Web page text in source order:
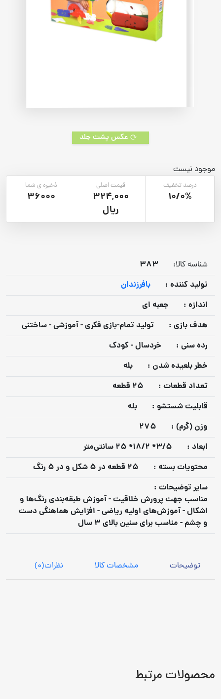
عکس پشت جلد
موجود نیست
درصد تخفیف
10/0%
قیمت اصلی
324,000
ریال
ذخیره ی شما
36000
شناسه کالا:
383
توليد كننده :
بافرزندان
اندازه :
جعبه ای
هدف بازي :
تولید تمام-بازی فکری - آموزشی - ساختنی
رده سني :
خردسال - کودک
خطر بلعيده شدن :
بله
تعداد قطعات :
25 قطعه
قابليت شستشو :
بله
وزن (گرم) :
275
ابعاد :
3/5* 18/2* 25 سانتی‌متر
محتويات بسته :
25 قطعه در 5 شکل و در 5 رنگ
ساير توضيحات :
مناسب جهت پرورش خلاقیت - آموزش طبقه‌بندی رنگ‌ها و
اشکال - آموزش‌های اولیه ریاضی - افزایش هماهنگی دست
و چشم - مناسب برای سنین بالای 3 سال
توضیحات مشخصات کالا نظرات(0)
محصولات مرتبط